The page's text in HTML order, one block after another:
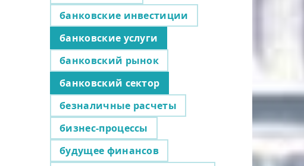
банковские инвестиции
банковские услуги
банковский рынок
банковский сектор
безналичные расчеты
бизнес-процессы
будущее финансов